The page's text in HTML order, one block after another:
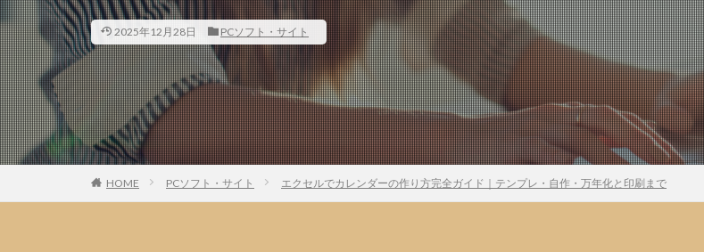
2025年12月28日 PCソフト・サイト
HOME PCソフト・サイト エクセルでカレンダーの作り方完全ガイド｜テンプレ・自作・万年化と印刷まで